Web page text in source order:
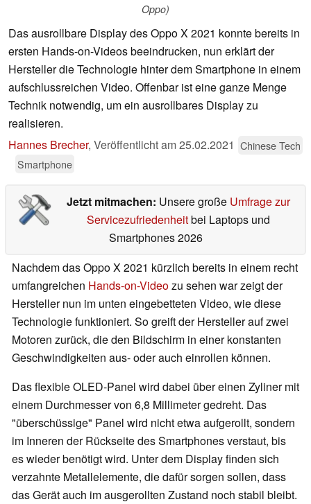
Oppo)
Das ausrollbare Display des Oppo X 2021 konnte bereits in
ersten Hands-on-Videos beeindrucken, nun erklärt der
Hersteller die Technologie hinter dem Smartphone in einem
aufschlussreichen Video. Offenbar ist eine ganze Menge
Technik notwendig, um ein ausrollbares Display zu
realisieren.
Hannes Brecher, Veröffentlicht am25.02.2021 Chinese Tech
Smartphone
Jetzt mitmachen: Unsere große Umfrage zur
Servicezufriedenheitbei Laptops und
Smartphones 2026
Nachdem das Oppo X 2021 kürzlich bereits in einem recht
umfangreichen Hands-on-Videozu sehen war zeigt der
Hersteller nun im unten eingebetteten Video, wie diese
Technologie funktioniert. So greift der Hersteller auf zwei
Motoren zurück, die den Bildschirm in einer konstanten
Geschwindigkeiten aus- oder auch einrollen können.
Das flexible OLED-Panel wird dabei über einen Zyliner mit
einem Durchmesser von 6,8 Millimeter gedreht. Das
"überschüssige" Panel wird nicht etwa aufgerollt, sondern
im Inneren der Rückseite des Smartphones verstaut, bis
es wieder benötigt wird. Unter dem Display finden sich
verzahnte Metallelemente, die dafür sorgen sollen, dass
das Gerät auch im ausgerollten Zustand noch stabil bleibt.